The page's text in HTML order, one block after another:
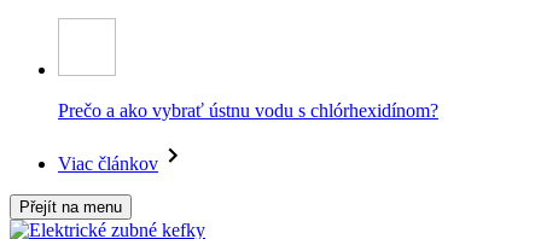
Prečo a ako vybrať ústnu vodu s chlórhexidínom?
Viac článkov
Přejít na menu